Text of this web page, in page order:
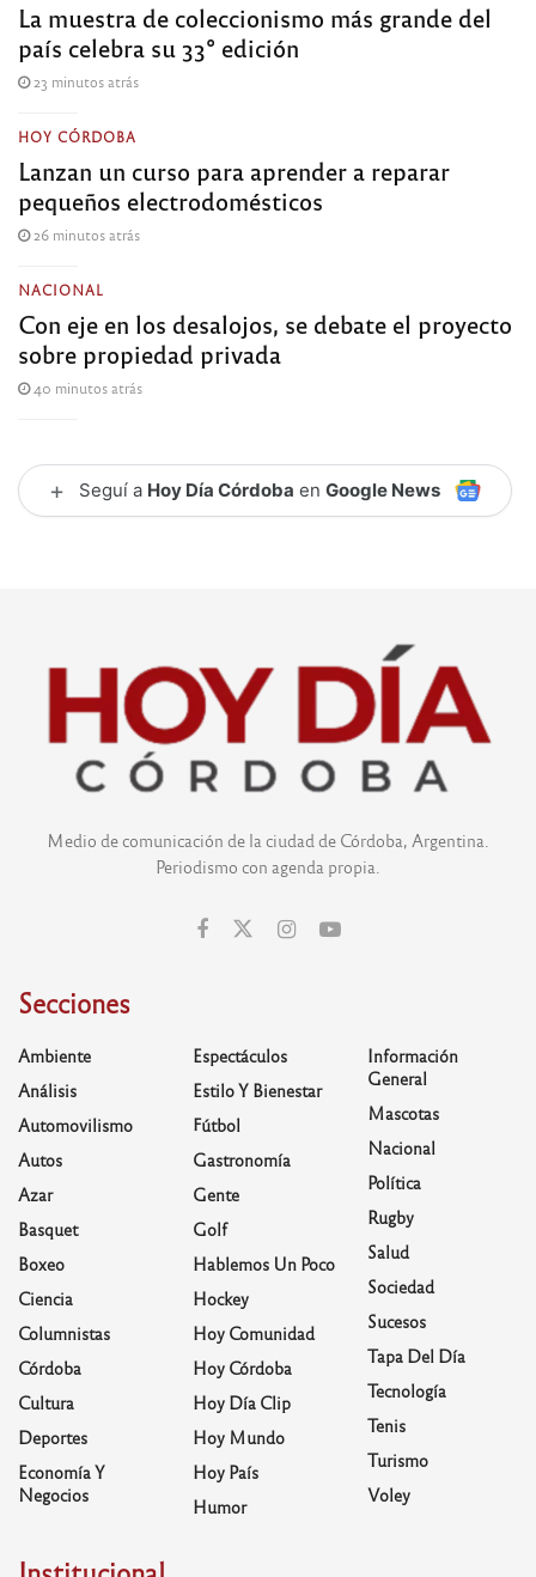
La muestra de coleccionismo más grande del
país celebra su 33° edición
23 minutos atrás
HOY CÓRDOBA
Lanzan un curso para aprender a reparar
pequeños electrodomésticos
26 minutos atrás
NACIONAL
Con eje en los desalojos, se debate el proyecto
sobre propiedad privada
40 minutos atrás
+ Seguí a Hoy Día Córdoba en Google News
Medio de comunicación de la ciudad de Córdoba, Argentina.
Periodismo con agenda propia.
Secciones
Ambiente
Análisis
Automovilismo
Autos
Azar
Basquet
Boxeo
Ciencia
Columnistas
Córdoba
Cultura
Deportes
Economía Y
Negocios
Espectáculos
Estilo Y Bienestar
Fútbol
Gastronomía
Gente
Golf
Hablemos Un Poco
Hockey
Hoy Comunidad
Hoy Córdoba
Hoy Día Clip
Hoy Mundo
Hoy País
Humor
Información
General
Mascotas
Nacional
Política
Rugby
Salud
Sociedad
Sucesos
Tapa Del Día
Tecnología
Tenis
Turismo
Voley